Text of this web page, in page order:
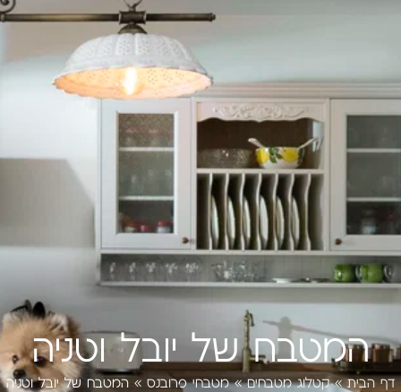
המטבח של יובל וטניה
דף הבית»קטלוג מטבחים»מטבחי פרובנס » המטבח של יובל וטניה